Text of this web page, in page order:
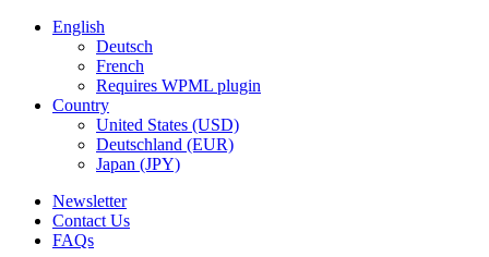
English
Deutsch
French
Requires WPML plugin
Country
United States (USD)
Deutschland (EUR)
Japan (JPY)
Newsletter
Contact Us
FAQs